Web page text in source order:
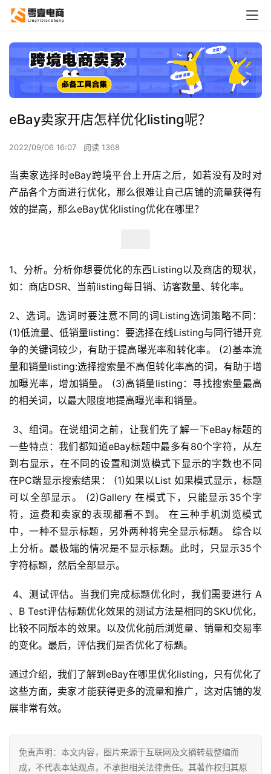
首
全
球
开
店
跨
百
社
eBay卖家开店怎样优化listing呢？
2022/09/06 16:07 阅读 1368
当卖家选择时eBay跨境平台上开店之后，如若没有及时对
产品各个方面进行优化，那么很难让自己店铺的流量获得有
效的提高，那么eBay优化listing优化在哪里？
1、分析。分析你想要优化的东西Listing以及商店的现状，
如：商店DSR、当前listing每日销、访客数量、转化率。
2、选词。选词时要注意不同的词Listing选词策略不同：
(1)低流量、低销量listing：要选择在线Listing与同行错开竞
争的关键词较少，有助于提高曝光率和转化率。 (2)基本流
量和销量listing:选择搜索量不高但转化率高的词，有助于增
加曝光率，增加销量。 (3)高销量listing：寻找搜索量最高
的相关词，以最大限度地提高曝光率和销量。
3、组词。在说组词之前，让我们先了解一下eBay标题的
一些特点：我们都知道eBay标题中最多有80个字符，从左
到右显示，在不同的设置和浏览模式下显示的字数也不同
在PC端显示搜索结果： (1)如果以List 如果模式显示，标题
可以全部显示。 (2)Gallery 在模式下，只能显示35个字
符，运费和卖家的表现都看不到。 在三种手机浏览模式
中，一种不显示标题，另外两种将完全显示标题。 综合以
上分析。最极端的情况是不显示标题。此时，只显示35个
字符标题，然后全部显示。
4、测试评估。当我们完成标题优化时，我们需要进行 A
、B Test评估标题优化效果的测试方法是相同的SKU优化，
比较不同版本的效果。以及优化前后浏览量、销量和交易率
的变化。最后，评估我们是否优化了标题。
通过介绍，我们了解到eBay在哪里优化listing，只有优化了
这些方面，卖家才能获得更多的流量和推广，这对店铺的发
展非常有效。
免责声明：本文内容，图片来源于互联网及文摘转载整编而
成，不代表本站观点，不承担相关法律责任。其著作权归其原